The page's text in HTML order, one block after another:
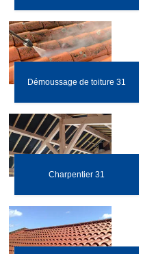
Démoussage de toiture 31
Charpentier 31